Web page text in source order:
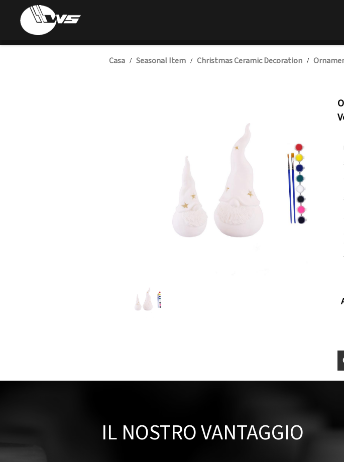
Casa / Seasonal Item / Christmas Ceramic Decoration /
IL NOSTRO VANTAGGIO